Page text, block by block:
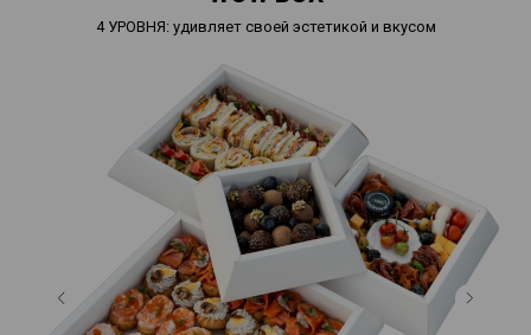
4 УРОВНЯ: удивляет своей эстетикой и вкусом